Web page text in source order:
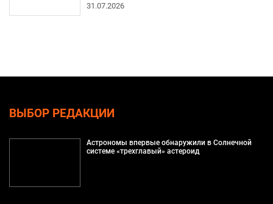
31.07.2026
ВЫБОР РЕДАКЦИИ
Астрономы впервые обнаружили в Солнечной
системе «трехглавый» астероид